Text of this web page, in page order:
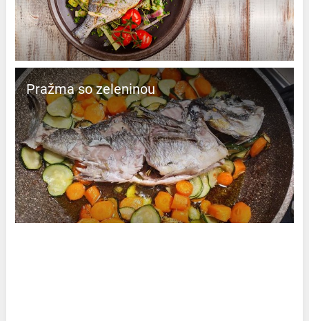
Pražma so zeleninou